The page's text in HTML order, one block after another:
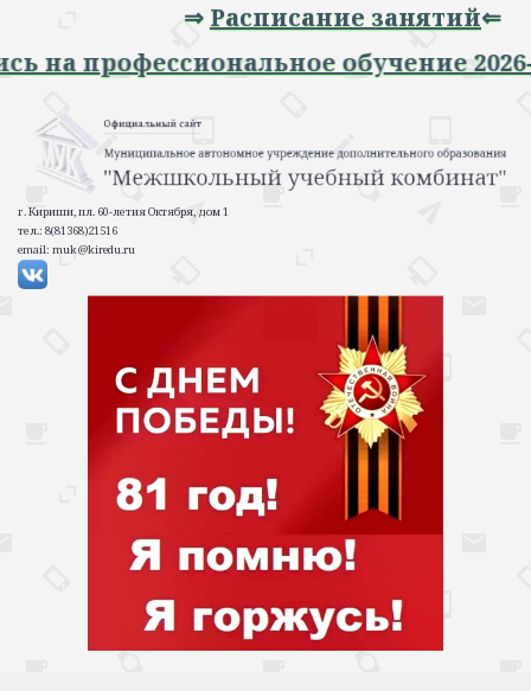
⇒Расписание занятий
на профессиональное обучение
г. Кириши, пл. 60-летия Октября, дом 1
тел.: 8(81368)21516
email: muk@kiredu.ru